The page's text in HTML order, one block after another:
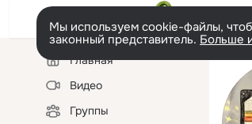
Мы используем cookie-файлы,
законный представитель. Больше
Левая
колонкаГлавная
Видео
Группы